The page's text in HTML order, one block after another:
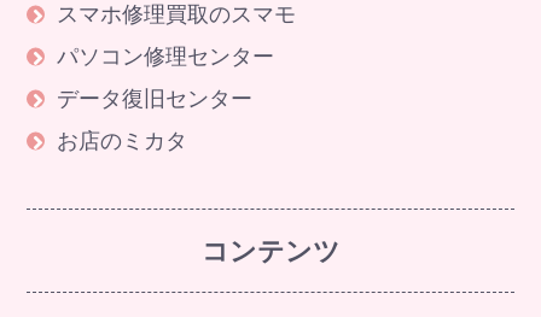
スマホ修理買取のスマモ
パソコン修理センター
データ復旧センター
お店のミカタ
コンテンツ